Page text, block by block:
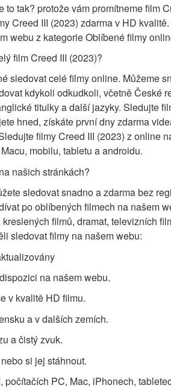
tak? protože vám promítneme film
Creed III (2023) zdarma v HD
webu z kategorie Oblíbené filmy
film Creed III (2023)?
sledovat celé filmy online. Můžeme
kdykoli odkudkoli, včetně České
titulky a další jazyky. Sledujte
hned, získáte první dny zdarma
filmy Creed III (2023) z online
mobilu, tabletu a androidu.
našich stránkách?
sledovat snadno a zdarma bez
po oblíbených filmech na našem
filmů, dramat, televizních
sledovat filmy na našem webu:
na našem webu.
v kvalitě HD filmu.
a v dalších zemích.
a čistý zvuk.
si jej stáhnout.
PC, Mac, iPhonech,